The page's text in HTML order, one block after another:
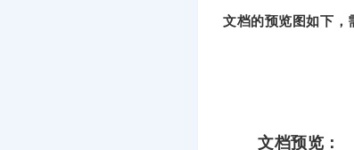
文档的预览图如下，
文档预览：